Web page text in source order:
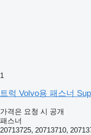
1
트럭 Volvo용 패스너
가격은 요청 시 공개
패스너
20713725, 20713710,